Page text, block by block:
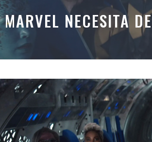
MARVEL NECESITA